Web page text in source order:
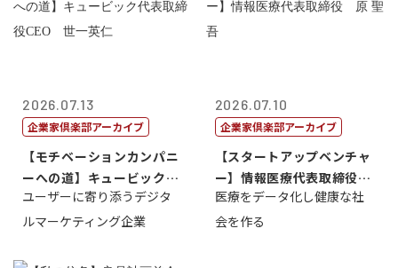
2026.07.13
企業家倶楽部アーカイブ
【モチベーションカンパニ
ーへの道】キュービック代
表取締役CE...
ユーザーに寄り添うデジタ
ルマーケティング企業
2026.07.10
企業家倶楽部アーカイブ
【スタートアップベンチャ
ー】情報医療代表取締役
原 聖吾
医療をデータ化し健康な社
会を作る